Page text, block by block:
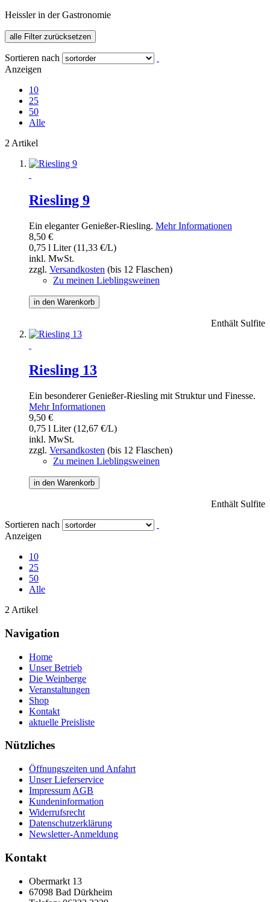
Heissler in der Gastronomie
alle Filter zurücksetzen
Sortieren nach
Anzeigen
10
25
50
Alle
2 Artikel
Riesling 9
Ein eleganter Genießer-Riesling. Mehr Informationen
8,50 €
0,75 l Liter (11,33 €/L)
inkl. MwSt.
zzgl. Versandkosten (bis 12 Flaschen)
Zu meinen Lieblingsweinen
in den Warenkorb
Enthält Sulfite
Riesling 13
Ein besonderer Genießer-Riesling mit Struktur und Finesse.
Mehr Informationen
9,50 €
0,75 l Liter (12,67 €/L)
inkl. MwSt.
zzgl. Versandkosten (bis 12 Flaschen)
Zu meinen Lieblingsweinen
in den Warenkorb
Enthält Sulfite
Sortieren nach
Anzeigen
10
25
50
Alle
2 Artikel
Navigation
Home
Unser Betrieb
Die Weinberge
Veranstaltungen
Shop
Kontakt
aktuelle Preisliste
Nützliches
Öffnungszeiten und Anfahrt
Unser Lieferservice
Impressum AGB
Kundeninformation
Widerrufsrecht
Datenschutzerklärung
Newsletter-Anmeldung
Kontakt
Obermarkt 13
67098 Bad Dürkheim